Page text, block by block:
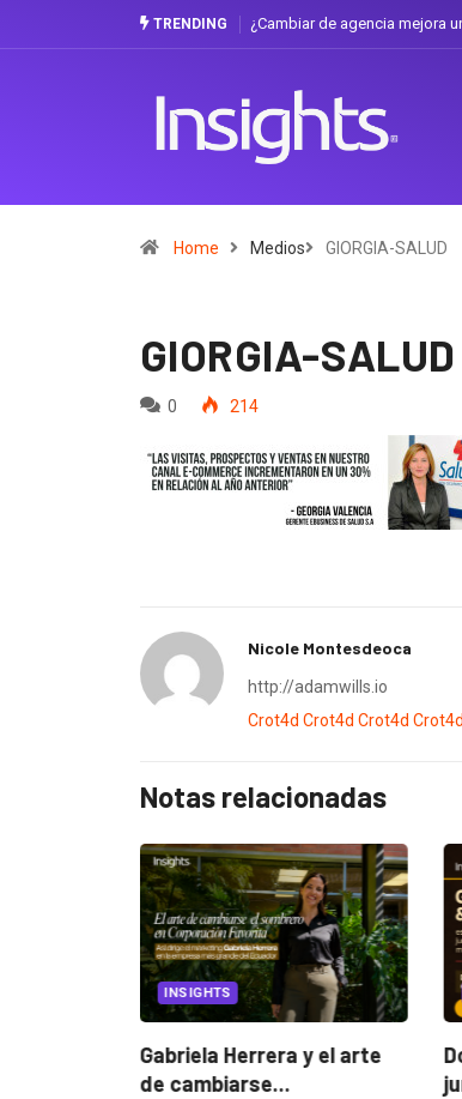
TRENDING ¿Cambiar de agencia mejora
Home Medios GIORGIA-SALUD
GIORGIA-SALUD
0 214
Nicole Montesdeoca
http://adamwills.io
Crot4d Crot4d Crot4d Crot4d
Notas relacionadas
INSIGHTS
Gabriela Herrera y el arte
de cambiarse...